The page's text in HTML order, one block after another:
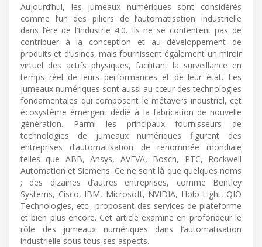
Aujourd’hui, les jumeaux numériques sont considérés
comme l’un des piliers de l’automatisation industrielle
dans l’ère de l’Industrie 4.0. Ils ne se contentent pas de
contribuer à la conception et au développement de
produits et d’usines, mais fournissent également un miroir
virtuel des actifs physiques, facilitant la surveillance en
temps réel de leurs performances et de leur état. Les
jumeaux numériques sont aussi au cœur des technologies
fondamentales qui composent le métavers industriel, cet
écosystème émergent dédié à la fabrication de nouvelle
génération. Parmi les principaux fournisseurs de
technologies de jumeaux numériques figurent des
entreprises d’automatisation de renommée mondiale
telles que ABB, Ansys, AVEVA, Bosch, PTC, Rockwell
Automation et Siemens. Ce ne sont là que quelques noms
; des dizaines d’autres entreprises, comme Bentley
Systems, Cisco, IBM, Microsoft, NVIDIA, Holo-Light, QIO
Technologies, etc., proposent des services de plateforme
et bien plus encore. Cet article examine en profondeur le
rôle des jumeaux numériques dans l’automatisation
industrielle sous tous ses aspects.